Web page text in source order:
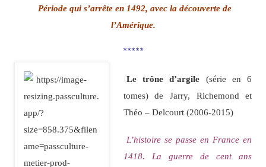
Période qui s’arrête en 1492, avec la découverte de
l’Amérique.
*****
Le trône d’argile (série en 6
tomes) de Jarry, Richemond et
Théo – Delcourt (2006-2015)
L’histoire se passe en France en
1418. La guerre de cent ans